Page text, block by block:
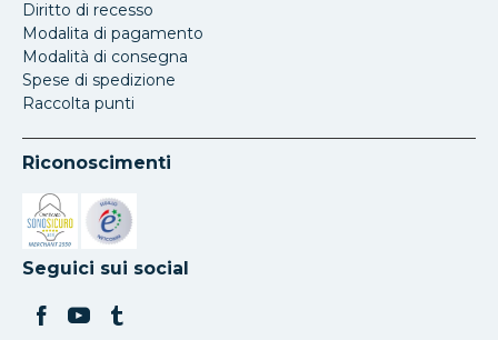
Diritto di recesso
Modalita di pagamento
Modalità di consegna
Spese di spedizione
Raccolta punti
Riconoscimenti
Si apre in una nuova scheda
Si apre in una nuova scheda
Seguici sui social